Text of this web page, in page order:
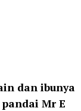
dan ibunya
Mr E